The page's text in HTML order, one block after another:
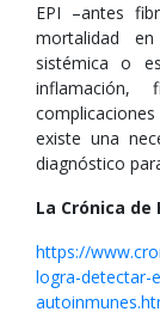
EPI –antes
mortalidad
sistémica o
existe una
diagnóstico
La Crónica de
https://
logra-detectar-